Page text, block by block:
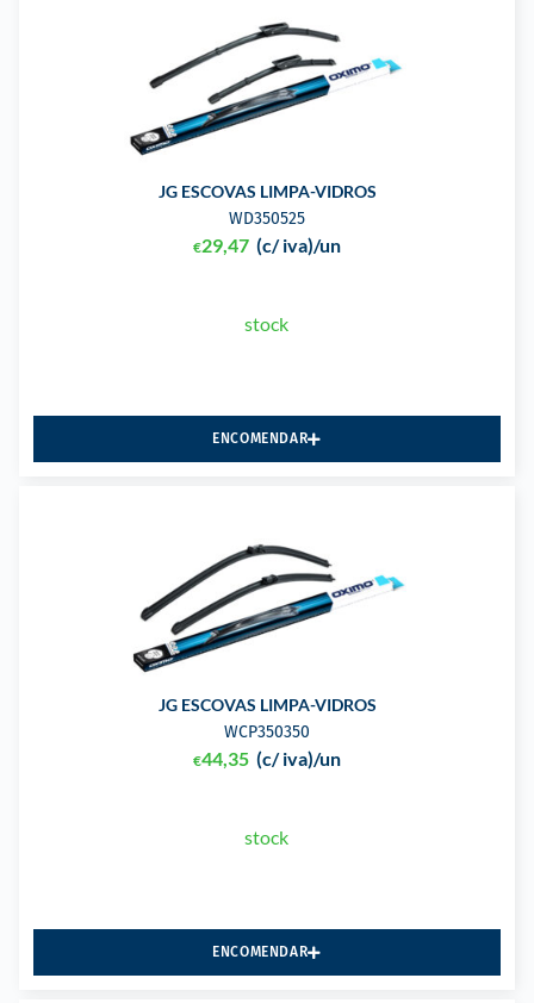
JG ESCOVAS LIMPA-VIDROS
WD350525
€29,47 (c/ iva)/un
stock
ENCOMENDAR
JG ESCOVAS LIMPA-VIDROS
WCP350350
€44,35 (c/ iva)/un
stock
ENCOMENDAR